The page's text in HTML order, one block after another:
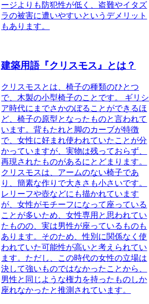
ージよりも防犯性が低く、盗難やイタズ
ラの被害に遭いやすいというデメリット
もあります。
建築用語『クリスモス』とは？
クリスモスとは、椅子の種類のひとつ
で、木製の小型椅子のことです。
ギリシ
ア時代にまでさかのぼることができるほ
ど、椅子の原型となったものと言われて
います。背もたれと脚のカーブが特徴
で、女性に好まれ使われていたことが分
かっていますが、実物は残っておらず、
再現されたものがあるにとどまります。
クリスモスは、アームのない椅子であ
り、簡素な作りで大きさも小さいです。
レリーフや壺などにも描かれています
が、女性がモチーフになって座っている
ことが多いため、女性専用と思われてい
たものの、実は男性が座っているものも
あります。そのため、性別に関係なく使
われていた可能性が高いと考えられてい
ます。ただし、
この時代の女性の立場は
決して強いものではなかったことから、
男性と同じような権力を持ったものしか
座れなかったと推測されています。